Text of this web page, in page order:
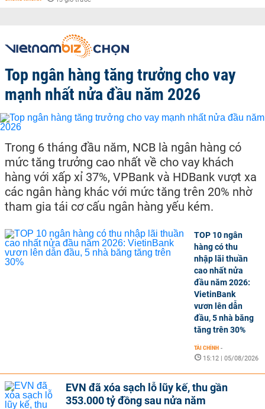
Top ngân hàng tăng trưởng cho vay
mạnh nhất nửa đầu năm 2026
Trong 6 tháng đầu năm, NCB là ngân hàng có
mức tăng trưởng cao nhất về cho vay khách
hàng với xấp xỉ 37%, VPBank và HDBank vượt xa
các ngân hàng khác với mức tăng trên 20% nhờ
tham gia tái cơ cấu ngân hàng yếu kém.
TOP 10 ngân
hàng có thu
nhập lãi thuần
cao nhất nửa
đầu năm 2026:
VietinBank
vươn lên dẫn
đầu, 5 nhà băng
tăng trên 30%
TÀI CHÍNH -
15:12 | 05/08/2026
EVN đã xóa sạch lỗ lũy kế, thu gần
353.000 tỷ đồng sau nửa năm